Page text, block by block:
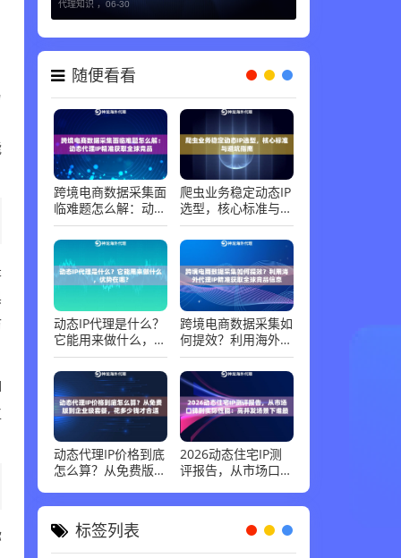
随便看看
跨境电商数据采集面
临难题怎么解：动态
代理IP精准获取全球
竞品
爬虫业务稳定动态IP
选型，核心标准与避
坑指南
动态IP代理是什么？
它能用来做什么，优
势在哪？
跨境电商数据采集如
何提效？利用海外代
理IP精准获取全球竞
品信息
动态代理IP价格到底
怎么算？从免费版到
企业级套餐，花多少
钱才合适
2026动态住宅IP测
评报告，从市场口碑
到实际性能：高并发
场景下谁最稳
标签列表